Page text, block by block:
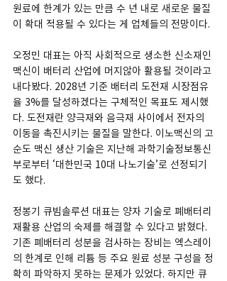
원료에 한계가 있는 만큼 수 년 내로 새로운 물질
이 확대 적용될 수 있다는 게 업체들의 전망이다.
오정민 대표는 아직 사회적으로 생소한 신소재인
맥신이 배터리 산업에 머지않아 활용될 것이라고
내다봤다. 2028년 기준 배터리 도전재 시장점유
율 3%를 달성하겠다는 구체적인 목표도 제시했
다. 도전재란 양극재와 음극재 사이에서 전자의
이동을 촉진시키는 물질을 말한다. 이노맥신의 고
순도 맥신 생산 기술은 지난해 과학기술정보통신
부로부터 ‘대한민국 10대 나노기술’로 선정되기
도 했다.
정봉기 큐빔솔루션 대표는 양자 기술로 폐배터리
재활용 산업의 숙제를 해결할 수 있다고 밝혔다.
기존 폐배터리 성분을 검사하는 장비는 엑스레이
의 한계로 인해 리튬 등 주요 원료 성분 구성을 정
확히 파악하지 못하는 문제가 있었다. 하지만 큐